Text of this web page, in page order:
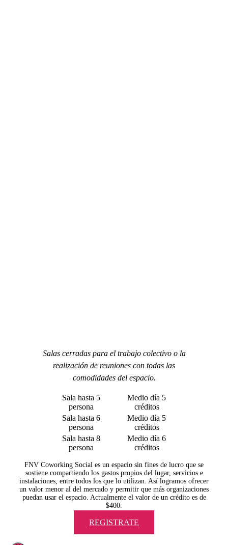
Salas cerradas para el trabajo colectivo o la
realización de reuniones con todas las
comodidades del espacio.
Sala hasta 5
persona
Medio día 5
créditos
Sala hasta 6
persona
Medio día 5
créditos
Sala hasta 8
persona
Medio día 6
créditos
FNV Coworking Social es un espacio sin fines de lucro que se
sostiene compartiendo los gastos propios del lugar, servicios e
instalaciones, entre todos los que lo utilizan. Así logramos ofrecer
un valor menor al del mercado y permitir que más organizaciones
puedan usar el espacio. Actualmente el valor de un crédito es de
$400.
REGISTRATE